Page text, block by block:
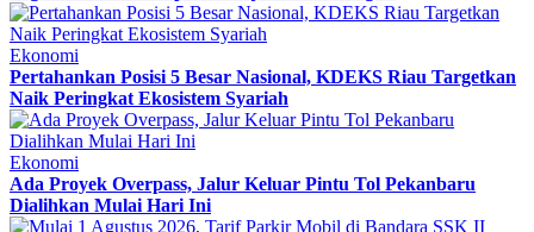
Ekonomi
Pertahankan Posisi 5 Besar Nasional, KDEKS Riau Targetkan
Naik Peringkat Ekosistem Syariah
Ekonomi
Ada Proyek Overpass, Jalur Keluar Pintu Tol Pekanbaru
Dialihkan Mulai Hari Ini